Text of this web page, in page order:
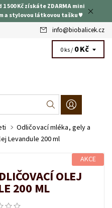
500 Kč získáte ZDARMA mini
a stylovou látkovou tašku ♥
info@biobalicek.cz
0 ks / 0 Kč
Odličovací mléka, gely a
Levandule 200 ml
AKCE
OLEJ
200 ML